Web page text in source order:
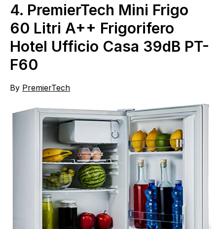
4. PremierTech Mini Frigo
60 Litri A++ Frigorifero
Hotel Ufficio Casa 39dB PT-
F60
By PremierTech